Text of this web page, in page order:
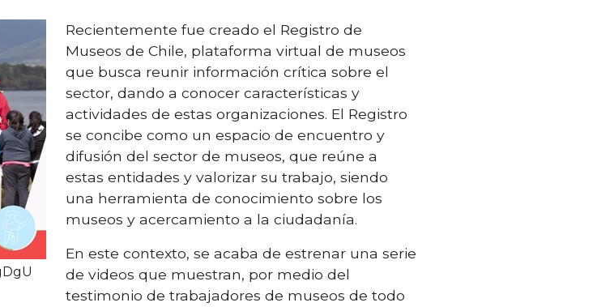
Recientemente fue creado el Registro de
Museos de Chile, plataforma virtual de museos
que busca reunir información crítica sobre el
sector, dando a conocer características y
actividades de estas organizaciones. El Registro
se concibe como un espacio de encuentro y
difusión del sector de museos, que reúne a
estas entidades y valorizar su trabajo, siendo
una herramienta de conocimiento sobre los
museos y acercamiento a la ciudadanía.
En este contexto, se acaba de estrenar una serie
de videos que muestran, por medio del
testimonio de trabajadores de museos de todo